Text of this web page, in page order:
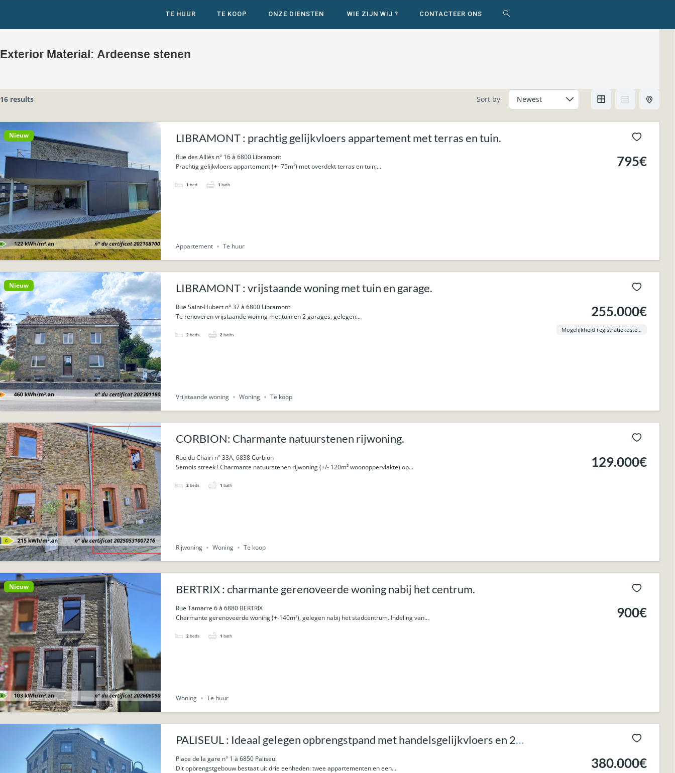
TE HUUR TE KOOP ONZE DIENSTEN WIE ZIJN WIJ ? CONTACTEER ONS WEBSITE
Exterior Material: Ardeense stenen
16 results Sort by
Nieuw LIBRAMONT : prachtig gelijkvloers appartement met terras en tuin.
Rue des Alliés n° 16 à 6800 Libramont
Prachtig gelijkvloers appartement (+- 75m²) met overdekt terras en tuin,...
1 bed 1 bath
795€
Appartement Te huur
Nieuw LIBRAMONT : vrijstaande woning met tuin en garage.
Rue Saint-Hubert n° 37 à 6800 Libramont
Te renoveren vrijstaande woning met tuin en 2 garages, gelegen...
2 beds 2 baths
255.000€
Mogelijkheid registratiekosten aan 3% !
Vrijstaande woning Woning Te koop
CORBION: Charmante natuurstenen rijwoning.
Rue du Chairi n° 33A, 6838 Corbion
Semois streek ! Charmante natuurstenen rijwoning (+/- 120m² woonoppervlakte) op...
2 beds 1 bath
129.000€
Rijwoning Woning Te koop
Nieuw BERTRIX : charmante gerenoveerde woning nabij het centrum.
Rue Tamarre 6 à 6880 BERTRIX
Charmante gerenoveerde woning (+-140m²), gelegen nabij het stadcentrum. Indeling van...
2 beds 1 bath
900€
Woning Te huur
PALISEUL : Ideaal gelegen opbrengstpand met handelsgelijkvloers en 2
appartementen.
Place de la gare n° 1 à 6850 Paliseul
Dit opbrengstgebouw bestaat uit drie eenheden: twee appartementen en een...
380.000€